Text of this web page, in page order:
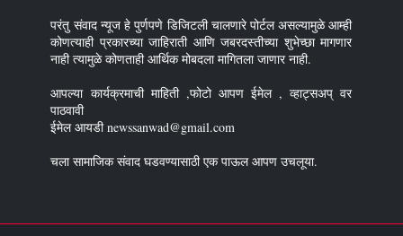
परंतु संवाद न्यूज हे पुर्णपणे डिजिटली चालणारे पोर्टल असल्यामुळे आम्ही
कोणत्याही प्रकारच्या जाहिराती आणि जबरदस्तीच्या शुभेच्छा मागणार
नाही त्यामुळे कोणताही आर्थिक मोबदला मागितला जाणार नाही.
आपल्या कार्यक्रमाची माहिती ,फोटो आपण ईमेल , व्हाट्सअप् वर
पाठवावी
ईमेल आयडी newssanwad@gmail.com
चला सामाजिक संवाद घडवण्यासाठी एक पाऊल आपण उचलूया.